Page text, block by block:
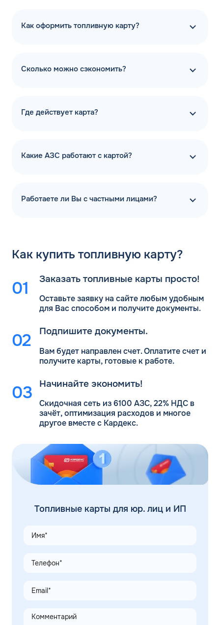
Как оформить топливную карту?
Сколько можно сэкономить?
Где действует карта?
Какие АЗС работают с картой?
Работаете ли Вы с частными лицами?
Как купить топливную карту?
Заказать топливные карты просто!
Оставьте заявку на сайте любым удобным
для Васспособом и получите документы.
Подпишите документы.
Вам будет направлен счет. Оплатите счет и
получите карты, готовые к работе.
Начинайте экономить!
Скидочная сеть из 6100 АЗС, 22% НДС в
зачёт, оптимизация расходов и многое
другое вместе с Кардекс.
Топливные карты для юр. лиц и ИП